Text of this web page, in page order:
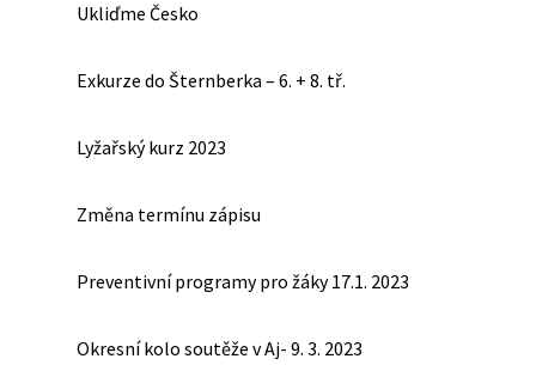
Ukliďme Česko
Exkurze do Šternberka – 6. + 8. tř.
Lyžařský kurz 2023
Změna termínu zápisu
Preventivní programy pro žáky 17.1. 2023
Okresní kolo soutěže v Aj- 9. 3. 2023